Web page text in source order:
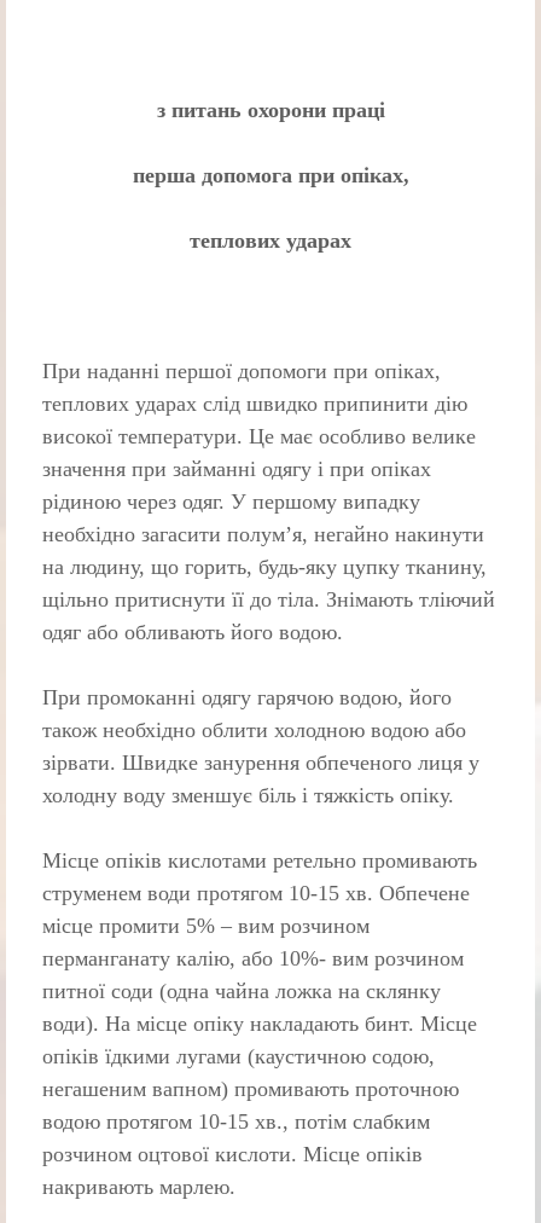
з питань охорони праці
перша допомога при опіках,
теплових ударах
При наданні першої допомоги при опіках,
теплових ударах слід швид­ко припинити дію
високої температури. Це має особливо велике
значення при займанні одягу і при опіках
рідиною через одяг. У першому випадку
необхідно загасити полум’я, негайно накинути
на людину, що горить, будь-яку цупку тканину,
щільно притиснути її до тіла. Знімають тліючий
одяг або обливають його водою.
При промоканні одягу гарячою водою, його
також необхідно облити холодною водою або
зірвати. Швидке занурення обпеченого лиця у
холодну воду зменшує біль і тяжкість опіку.
Місце опіків кислотами ретельно промивають
струменем води протя­гом 10-15 хв. Обпечене
місце промити 5% – вим розчином
перманганату калію, або 10%- вим розчином
питної соди (одна чайна ложка на склянку
води). На місце опіку накладають бинт. Місце
опіків їдкими лугами (каус­тичною содою,
негашеним вапном) промивають проточною
водою протягом 10-15 хв., потім слабким
розчином оцтової кислоти. Місце опіків
накрива­ють марлею.